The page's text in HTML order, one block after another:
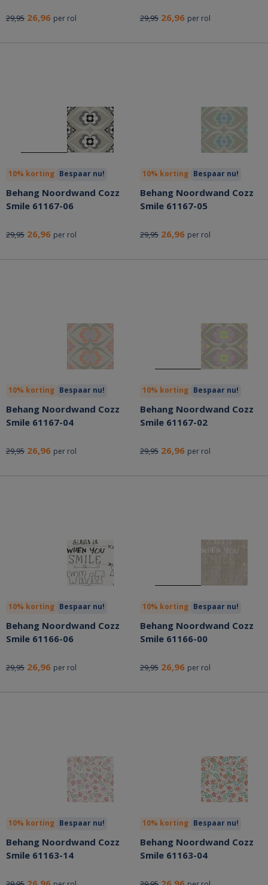
29,95 26,96 per rol 29,95 26,96 per rol
10% korting Bespaar nu!
Behang Noordwand Cozz
Smile 61167-06
29,95 26,96 per rol
10% korting Bespaar nu!
Behang Noordwand Cozz
Smile 61167-05
29,95 26,96 per rol
10% korting Bespaar nu!
Behang Noordwand Cozz
Smile 61167-04
29,95 26,96 per rol
10% korting Bespaar nu!
Behang Noordwand Cozz
Smile 61167-02
29,95 26,96 per rol
10% korting Bespaar nu!
Behang Noordwand Cozz
Smile 61166-06
29,95 26,96 per rol
10% korting Bespaar nu!
Behang Noordwand Cozz
Smile 61166-00
29,95 26,96 per rol
10% korting Bespaar nu!
Behang Noordwand Cozz
Smile 61163-14
10% korting Bespaar nu!
Behang Noordwand Cozz
Smile 61163-04